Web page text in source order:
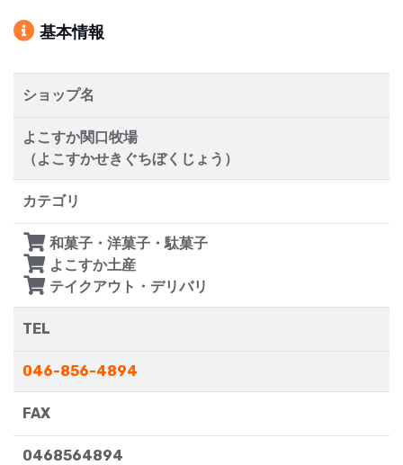
基本情報
ショップ名
よこすか関口牧場
（よこすかせきぐちぼくじょう）
カテゴリ
和菓子・洋菓子・駄菓子
よこすか土産
テイクアウト・デリバリ
TEL
046-856-4894
FAX
0468564894